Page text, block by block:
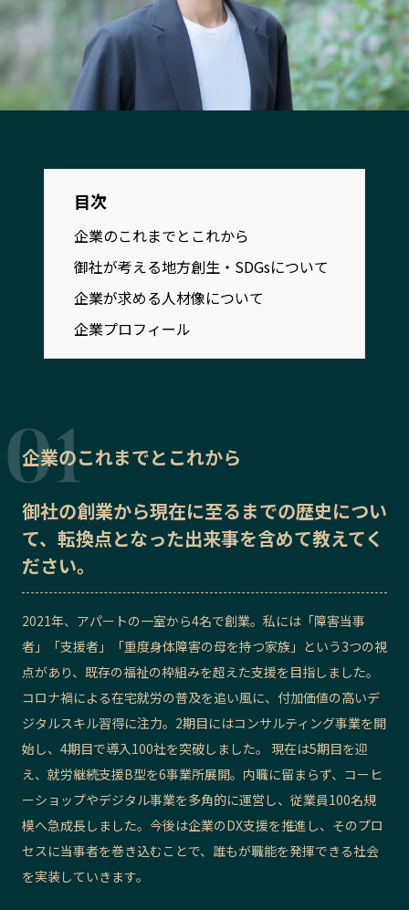
高知エリア
福岡エリア
佐賀エリア
長崎エリア
熊本エリア
大分エリア
宮崎エリア
鹿児島エリア
カテゴリから探す
特集コンテンツ
地域を代表する 企業100選
プレスリリース
行政連携記事
MILCプロジェクト
選出企業特別対談
Localist
「人」から探す
記事ライター アンバサダー
お問い合わせ
目次
企業のこれまでとこれから
御社が考える地方創生・SDGsについて
企業が求める人材像について
企業プロフィール
企業のこれまでとこれから
御社の創業から現在に至るまでの歴史につい
て、転換点となった出来事を含めて教えてく
ださい。
2021年、アパートの一室から4名で創業。私には「障害当事
者」「支援者」「重度身体障害の母を持つ家族」という3つの視
点があり、既存の福祉の枠組みを超えた支援を目指しました。
コロナ禍による在宅就労の普及を追い風に、付加価値の高いデ
ジタルスキル習得に注力。2期目にはコンサルティング事業を開
始し、4期目で導入100社を突破しました。 現在は5期目を迎
え、就労継続支援B型を6事業所展開。内職に留まらず、コーヒ
ーショップやデジタル事業を多角的に運営し、従業員100名規
模へ急成長しました。今後は企業のDX支援を推進し、そのプロ
セスに当事者を巻き込むことで、誰もが職能を発揮できる社会
を実装していきます。